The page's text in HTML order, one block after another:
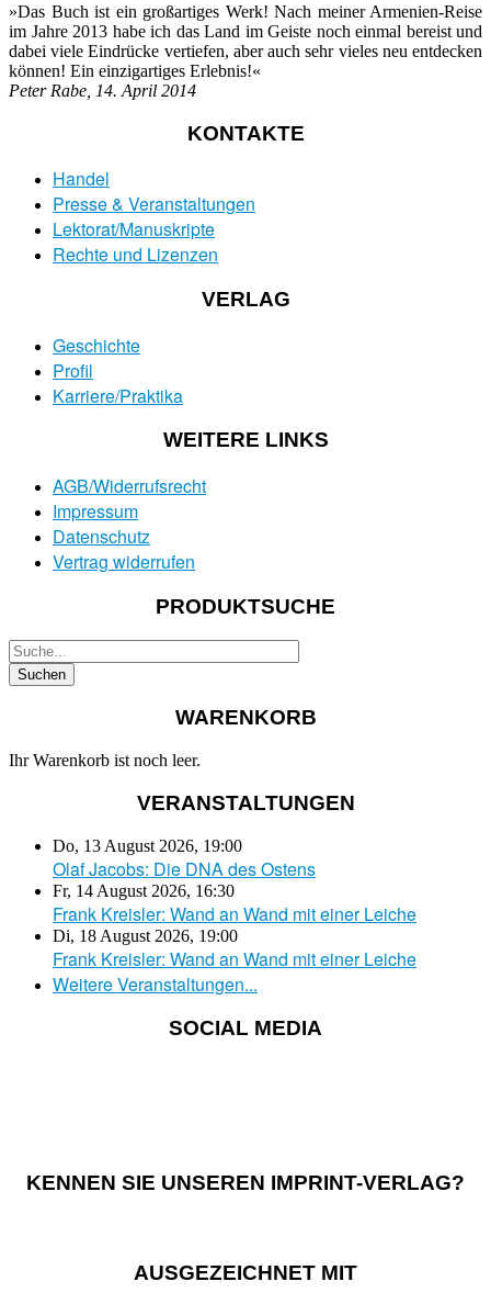
»Das Buch ist ein großartiges Werk! Nach meiner Armenien-Reise
im Jahre 2013 habe ich das Land im Geiste noch einmal bereist und
dabei viele Eindrücke vertiefen, aber auch sehr vieles neu entdecken
können! Ein einzigartiges Erlebnis!«
Peter Rabe, 14. April 2014
KONTAKTE
Handel
Presse & Veranstaltungen
Lektorat/Manuskripte
Rechte und Lizenzen
VERLAG
Geschichte
Profil
Karriere/Praktika
WEITERE LINKS
AGB/Widerrufsrecht
Impressum
Datenschutz
Vertrag widerrufen
PRODUKTSUCHE
WARENKORB
Ihr Warenkorb ist noch leer.
VERANSTALTUNGEN
Do, 13 August 2026, 19:00
Olaf Jacobs: Die DNA des Ostens
Fr, 14 August 2026, 16:30
Frank Kreisler: Wand an Wand mit einer Leiche
Di, 18 August 2026, 19:00
Frank Kreisler: Wand an Wand mit einer Leiche
Weitere Veranstaltungen...
SOCIAL MEDIA
KENNEN SIE UNSEREN IMPRINT-VERLAG?
AUSGEZEICHNET MIT